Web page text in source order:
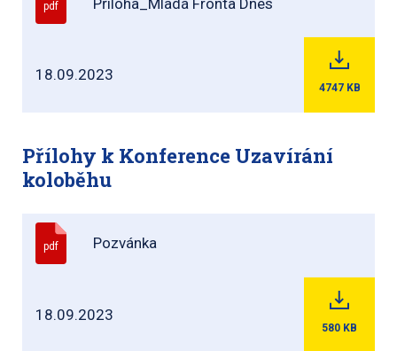
pdf
18.09.2023
4747 KB
Přílohy k Konference Uzavírání
koloběhu
pdf Pozvánka
18.09.2023
580 KB